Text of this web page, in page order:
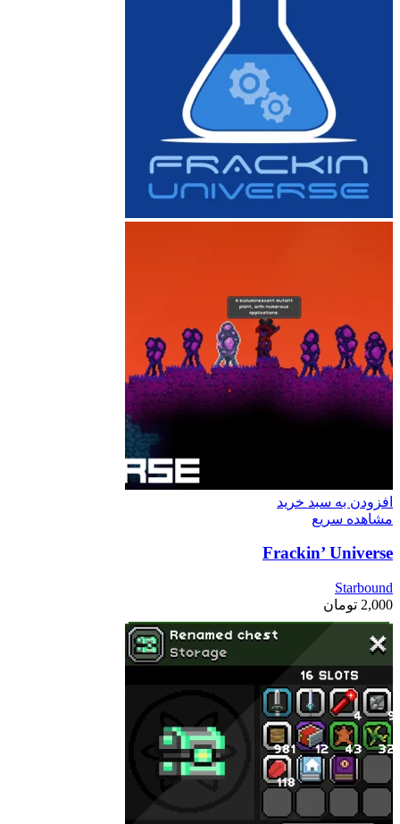
افزودن به سبد خرید
مشاهده سریع
Frackin’ Universe
Starbound
2,000 تومان